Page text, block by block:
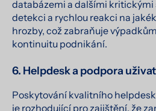
databázemi a dalšími kritickými
detekci a rychlou reakci na
hrozby, což zabraňuje
kontinuitu podnikání.
6. Helpdesk a podpora
Poskytování kvalitního
je rozhodující pro zajištění, že